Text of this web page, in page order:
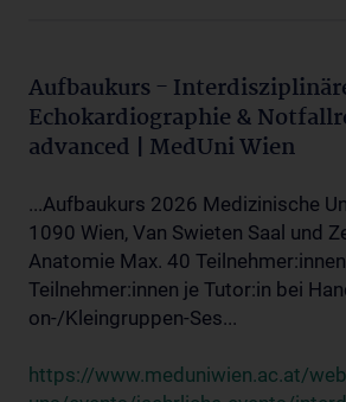
Aufbaukurs -
Echokardiographie &
advanced | MedUni Wien
...Aufbaukurs 2026 Medizinische
1090 Wien, Van Swieten Saal und
Anatomie Max. 40
Teilnehmer:innen je Tutor:in bei
on-/Kleingruppen-Ses...
https://www.meduniwien.ac.at/